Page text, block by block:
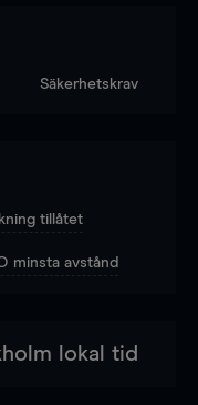
Säkerhetskrav
tillåtet
minsta avstånd
lokal tid